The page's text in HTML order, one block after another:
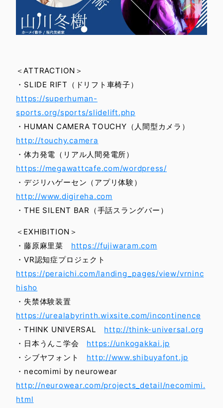
＜ATTRACTION＞
・SLIDE RIFT（ドリフト車椅子）
https://superhuman-
sports.org/sports/slidelift.php
・HUMAN CAMERA TOUCHY（人間型カメラ）
http://touchy.camera
・体力発電（リアル人間発電所）
https://megawattcafe.com/wordpress/
・デジリハゲーセン（アプリ体験）
http://www.digireha.com
・THE SILENT BAR（手話スラングバー）
＜EXHIBITION＞
・藤原麻里菜 https://fujiwaram.com
・VR認知症プロジェクト
https://peraichi.com/landing_pages/view/vrninc
hisho
・失禁体験装置
https://urealabyrinth.wixsite.com/incontinence
・THINK UNIVERSAL http://think-universal.org
・日本うんこ学会 https://unkogakkai.jp
・シブヤフォント http://www.shibuyafont.jp
・necomimi by neurowear
http://neurowear.com/projects_detail/necomimi.
html